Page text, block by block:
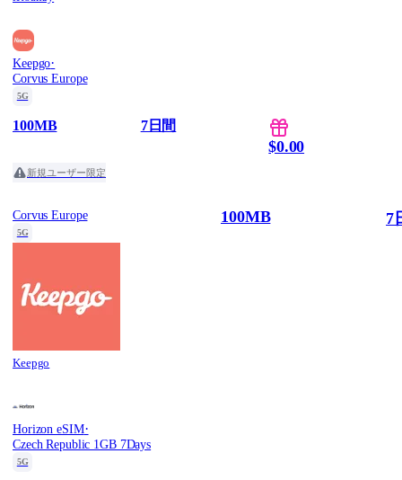
Keepgo·
Corvus Europe
5G
100MB 7日間
$0.00
新規ユーザー限定
Corvus Europe
5G
Keepgo
100MB 7
Horizon eSIM·
Czech Republic 1GB 7Days
5G